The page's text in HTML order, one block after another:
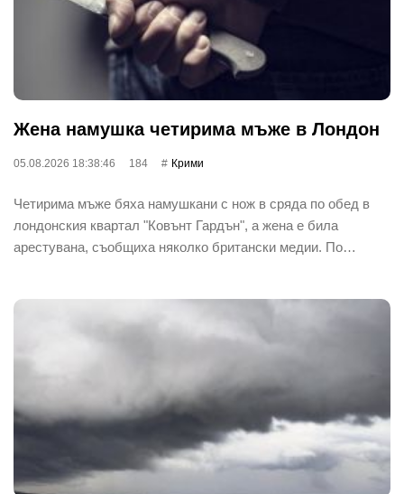
Жена намушка четирима мъже в Лондон
05.08.2026 18:38:46 184 Крими
Четирима мъже бяха намушкани с нож в сряда по обед в
лондонския квартал "Ковънт Гардън", а жена е била
арестувана, съобщиха няколко британски медии. По…